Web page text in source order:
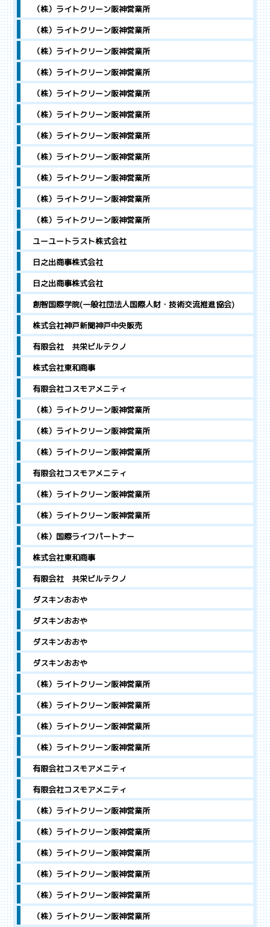
（株）ライトクリーン阪神営業所
（株）ライトクリーン阪神営業所
（株）ライトクリーン阪神営業所
（株）ライトクリーン阪神営業所
（株）ライトクリーン阪神営業所
（株）ライトクリーン阪神営業所
（株）ライトクリーン阪神営業所
（株）ライトクリーン阪神営業所
（株）ライトクリーン阪神営業所
（株）ライトクリーン阪神営業所
（株）ライトクリーン阪神営業所
ユーユートラスト株式会社
日之出商事株式会社
日之出商事株式会社
創智国際学院(一般社団法人国際人財・技術交流推進協会)
株式会社神戸新聞神戸中央販売
有限会社 共栄ビルテクノ
株式会社東和商事
有限会社コスモアメニティ
（株）ライトクリーン阪神営業所
（株）ライトクリーン阪神営業所
（株）ライトクリーン阪神営業所
有限会社コスモアメニティ
（株）ライトクリーン阪神営業所
（株）ライトクリーン阪神営業所
（株）国際ライフパートナー
株式会社東和商事
有限会社 共栄ビルテクノ
ダスキンおおや
ダスキンおおや
ダスキンおおや
ダスキンおおや
（株）ライトクリーン阪神営業所
（株）ライトクリーン阪神営業所
（株）ライトクリーン阪神営業所
（株）ライトクリーン阪神営業所
有限会社コスモアメニティ
有限会社コスモアメニティ
（株）ライトクリーン阪神営業所
（株）ライトクリーン阪神営業所
（株）ライトクリーン阪神営業所
（株）ライトクリーン阪神営業所
（株）ライトクリーン阪神営業所
（株）ライトクリーン阪神営業所